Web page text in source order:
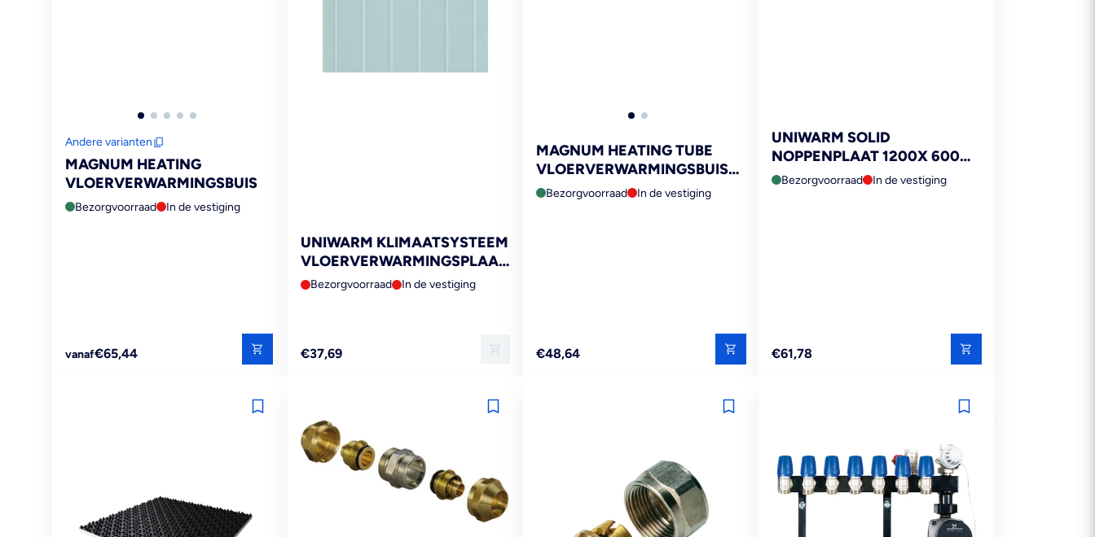
Andere varianten
MAGNUM HEATING
VLOERVERWARMINGSBUIS
Bezorgvoorraad In de vestiging
Reguliere
vanaf€65,44
UNIWARM KLIMAATSYSTEEM
VLOERVERWARMINGSPLAAT
COMBI 1000X600X18MM
Bezorgvoorraad In de vestiging
Reguliere
€37,69
MAGNUM HEATING TUBE
VLOERVERWARMINGSBUIS
WATER PE-RT 12X1,5MM
Bezorgvoorraad In de vestiging
Reguliere
€48,64
UNIWARM SOLID
NOPPENPLAAT 1200X 600X
23MM TBV 14MM LEIDING
Bezorgvoorraad In de vestiging
Reguliere
€61,78